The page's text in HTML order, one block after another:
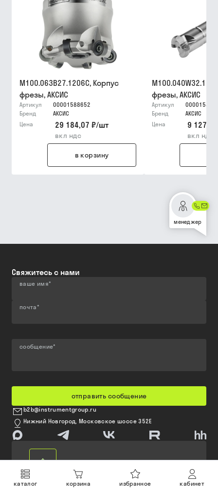
каталог корзина избранное кабинет
M100.063B27.1206C, Корпус
фрезы, АКСИС
Артикул
00001588652
Бренд
АКСИС
Цена
29 184,07 ₽/шт
вкл ндс
в корзину
фрезы, АКСИС
Артикул
Бренд
АКСИС
Цена
9
вкл ндс
менеджер
Свяжитесь с нами
ваше имя*
почта*
сообщение*
отправить сообщение
b2b@instrumentgroup.ru
Нижний Новгород, Московское шоссе 352Е